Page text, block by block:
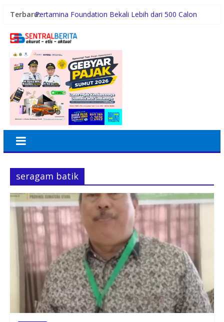
Terbaru:Pertamina Foundation Bekali Lebih dari 500 Calon
Wawancara
POS Jadi Andalan Kelola Transaksi dan Stok
Peringati Hari Anak 2026, TP PKK Sumut Ajak
Orangtua Perkuat Karakter Anak Sejak dari Keluarga
PD AIJ Sumut Kembali Amankan Aset Pemprov di
Binjai, Lima Rumah Dinas Eks Bioskop Ria Dibongkar
RE:DEFINE by LOKALMADE, Celebrating Local Brands
in PIK Avenue
seragam batik